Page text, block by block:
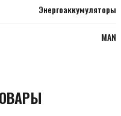
Энергоаккумуляторы
MAN